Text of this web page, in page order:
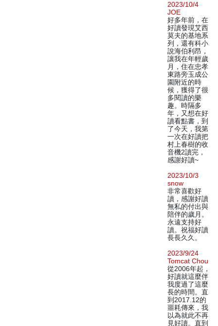
2023/10/4
JOE
好多年前，在
好讀發現艾西
莫夫的基地系
列，還有科小
說海伯利昂，
讓我在年輕歲
月，住在忠孝
東路旁玉成公
園附近的時
候，獲得了很
多閱讀的樂
趣。時隔多
年，又想在好
讀看點書，到
了今天，我第
一次在好讀把
村上春樹的收
音機2讀完，
感謝好讀~
2023/10/3
snow
非常喜歡好
讀，感謝好讀
無私的付出與
陪伴的歲月。
永遠支持好
讀。祝福好讀
長長久久。
2023/9/24
Tomcat Chou
從2006年起，
好讀就這麼伴
我度過了這麼
長的時間。直
到2017.12的
噩耗傳來，我
以為就此不再
見好讀。直到